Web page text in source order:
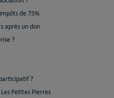
de 75%
après un don
?
?
Petites Pierres